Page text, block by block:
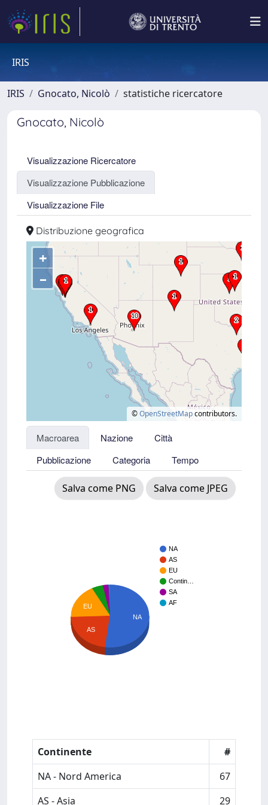
IRIS
IRIS Gnocato, Nicolò statistiche ricercatore
Gnocato, Nicolò
Visualizzazione Ricercatore
Visualizzazione Pubblicazione
Visualizzazione File
Distribuzione geografica
+
–
©OpenStreetMapcontributors.
Macroarea Nazione
Città
Pubblicazione
Categoria Tempo
Salva come PNG Salva come JPEG
NA
AS
EU
Contin…
SA
AF
EU
AS
NA
Continente
#
NA - Nord America
67
AS - Asia
29